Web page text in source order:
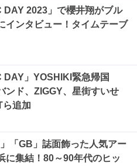
DAY 2023」で櫻井翔がブル
インタビュー！タイムテーブ
DAY」YOSHIKI緊急帰国
ンド、ZIGGY、星街すいせ
ら追加
」「GB」誌面飾った人気アー
に集結！80～90年代のヒッ